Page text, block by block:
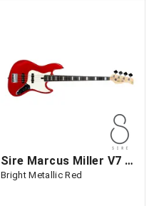
Sire Marcus Miller V7 Alder-4
Bright Metallic Red